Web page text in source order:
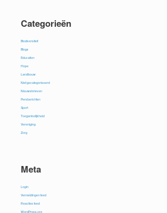
Categorieën
Biodiversiteit
Blogs
Education
Hope
Landbouw
Niet gecategoriseerd
Nieuwsbrieven
Persberichten
Sport
Toegankelijkheid
Vereniging
Zorg
Meta
Login
Vermeldingen feed
Reacties feed
WordPress.org